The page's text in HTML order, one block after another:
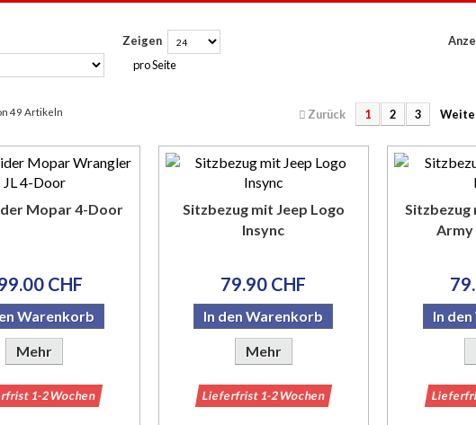
Zeigen
pro Seite
Zurück 1 2 3
49 Artikeln
Mopar 4-Door
CHF
Warenkorb
Mehr
1-2 Wochen
Sitzbezug mit Jeep Logo
Insync
79.90 CHF
In den Warenkorb
Mehr
Lieferfrist 1-2 Wochen
Sitzbezug
Army
In